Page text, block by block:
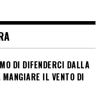
DI DIFENDERCI DALLA
IL VENTO DI